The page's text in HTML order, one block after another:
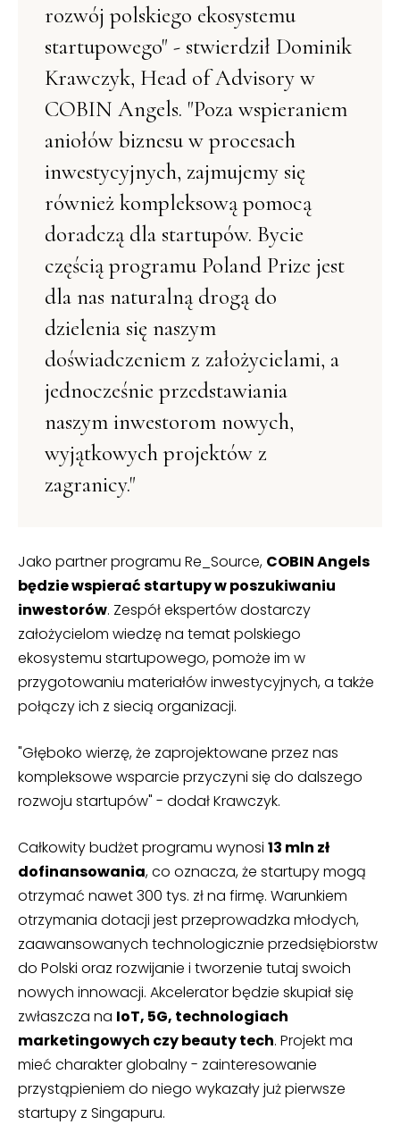
rozwój polskiego ekosystemu
startupowego" - stwierdził Dominik
Krawczyk, Head of Advisory w
COBIN Angels. "Poza wspieraniem
aniołów biznesu w procesach
inwestycyjnych, zajmujemy się
również kompleksową pomocą
doradczą dla startupów. Bycie
częścią programu Poland Prize jest
dla nas naturalną drogą do
dzielenia się naszym
doświadczeniem z założycielami, a
jednocześnie przedstawiania
naszym inwestorom nowych,
wyjątkowych projektów z
zagranicy."
Jako partner programu Re_Source, COBIN Angels
będzie wspierać startupy w poszukiwaniu
inwestorów. Zespół ekspertów dostarczy
założycielom wiedzę na temat polskiego
ekosystemu startupowego, pomoże im w
przygotowaniu materiałów inwestycyjnych, a także
połączy ich z siecią organizacji.
"Głęboko wierzę, że zaprojektowane przez nas
kompleksowe wsparcie przyczyni się do dalszego
rozwoju startupów" - dodał Krawczyk.
Całkowity budżet programu wynosi 13 mln zł
dofinansowania, co oznacza, że startupy mogą
otrzymać nawet 300 tys. zł na firmę. Warunkiem
otrzymania dotacji jest przeprowadzka młodych,
zaawansowanych technologicznie przedsiębiorstw
do Polski oraz rozwijanie i tworzenie tutaj swoich
nowych innowacji. Akcelerator będzie skupiał się
zwłaszcza na IoT, 5G, technologiach
marketingowych czy beauty tech. Projekt ma
mieć charakter globalny - zainteresowanie
przystąpieniem do niego wykazały już pierwsze
startupy z Singapuru.